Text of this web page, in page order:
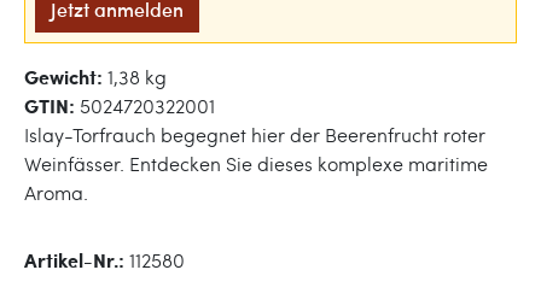
Jetzt anmelden
Gewicht: 1,38 kg
GTIN: 5024720322001
Islay-Torfrauch begegnet hier der Beerenfrucht roter
Weinfässer. Entdecken Sie dieses komplexe maritime
Aroma.
Artikel-Nr.: 112580